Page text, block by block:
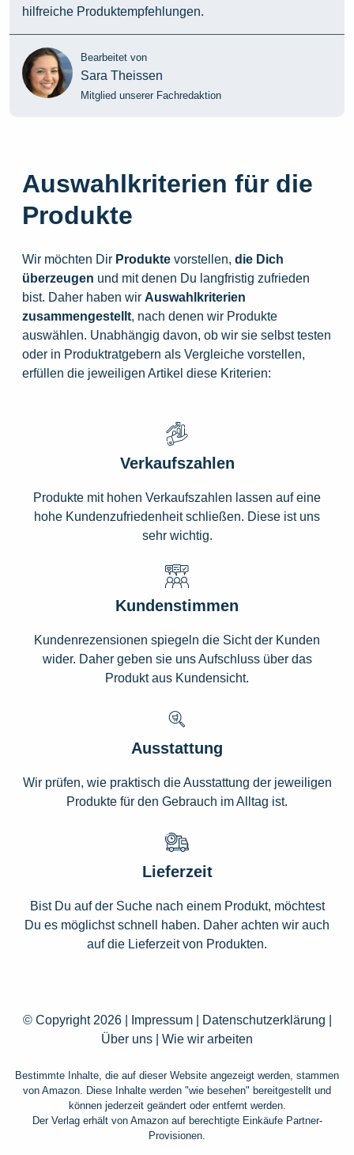
hilfreiche Produktempfehlungen.
Bearbeitet von
Sara Theissen
Mitglied unserer Fachredaktion
Auswahlkriterien für die
Produkte
Wir möchten Dir Produkte vorstellen, die Dich
überzeugen und mit denen Du langfristig zufrieden
bist. Daher haben wir Auswahlkriterien
zusammengestellt, nach denen wir Produkte
auswählen. Unabhängig davon, ob wir sie selbst testen
oder in Produktratgebern als Vergleiche vorstellen,
erfüllen die jeweiligen Artikel diese Kriterien:
Verkaufszahlen
Produkte mit hohen Verkaufszahlen lassen auf eine
hohe Kundenzufriedenheit schließen. Diese ist uns
sehr wichtig.
Kundenstimmen
Kundenrezensionen spiegeln die Sicht der Kunden
wider. Daher geben sie uns Aufschluss über das
Produkt aus Kundensicht.
Ausstattung
Wir prüfen, wie praktisch die Ausstattung der jeweiligen
Produkte für den Gebrauch im Alltag ist.
Lieferzeit
Bist Du auf der Suche nach einem Produkt, möchtest
Du es möglichst schnell haben. Daher achten wir auch
auf die Lieferzeit von Produkten.
© Copyright 2026 | Impressum| Datenschutzerklärung
Über uns
Wie wir arbeiten
Bestimmte Inhalte, die auf dieser Website angezeigt werden, stammen
von Amazon. Diese Inhalte werden "wie besehen" bereitgestellt und
können jederzeit geändert oder entfernt werden.
Der Verlag erhält von Amazon auf berechtigte Einkäufe Partner-
Provisionen.